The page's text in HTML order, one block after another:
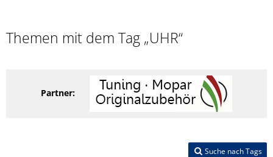
Themen mit dem Tag „UHR“
Partner:
Suche nach Tags